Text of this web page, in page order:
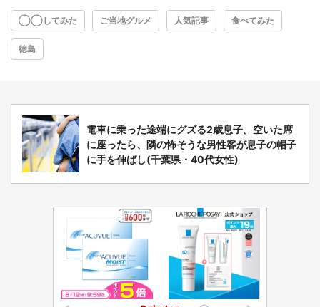
◯◯してみた ご当地グルメ 人気記事 食べてみた
徳島
電車に乗った途端にグズる2歳息子。空いた席
に座ったら、隣の怖そうな男性客が息子の帽子
に手を伸ばし(千葉県・40代女性)